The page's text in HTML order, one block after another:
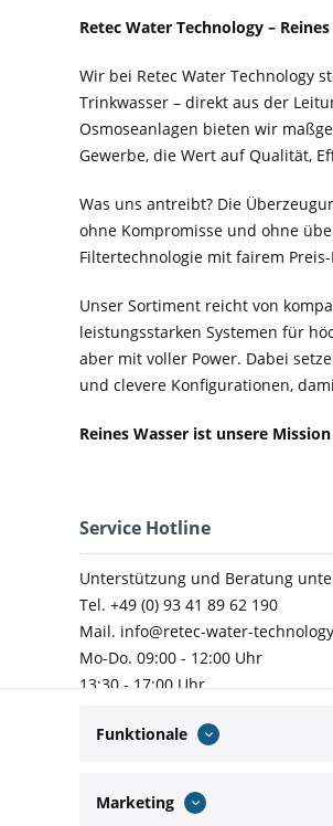
Retec Water Technology –
Wir bei Retec Water Technology
Trinkwasser – direkt aus der
Osmoseanlagen bieten wir
Gewerbe, die Wert auf Qualität,
Was uns antreibt? Die
ohne Kompromisse und ohne
Filtertechnologie mit fairem
Unser Sortiment reicht von
leistungsstarken Systemen für
aber mit voller Power. Dabei
und clevere Konfigurationen,
Reines Wasser ist unsere
Service Hotline
Unterstützung und Beratung
Tel. +49 (0) 93 41 89 62 190
Mail. info@retec-water-
Mo-Do. 09:00 - 12:00 Uhr
13:30 - 17:00 Uhr
Funktionale
Marketing